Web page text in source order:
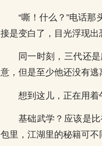
“嘶！什么？”电话
接是变白了，目光浮现出
同一时刻，三代还
意，但是至少他还没有
想到这儿，正在用着
基础武学？应该是
包里，江湖里的秘籍可不